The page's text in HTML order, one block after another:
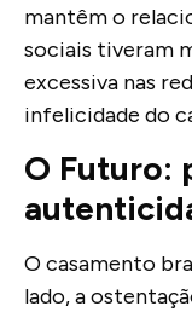
mantêm o
sociais tiveram
excessiva nas
infelicidade do
O Futuro:
O casamento
lado, a